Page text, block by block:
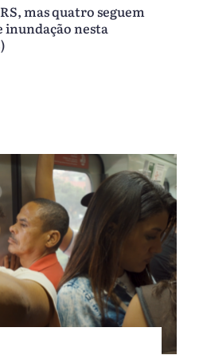
mas quatro seguem
inundação nesta